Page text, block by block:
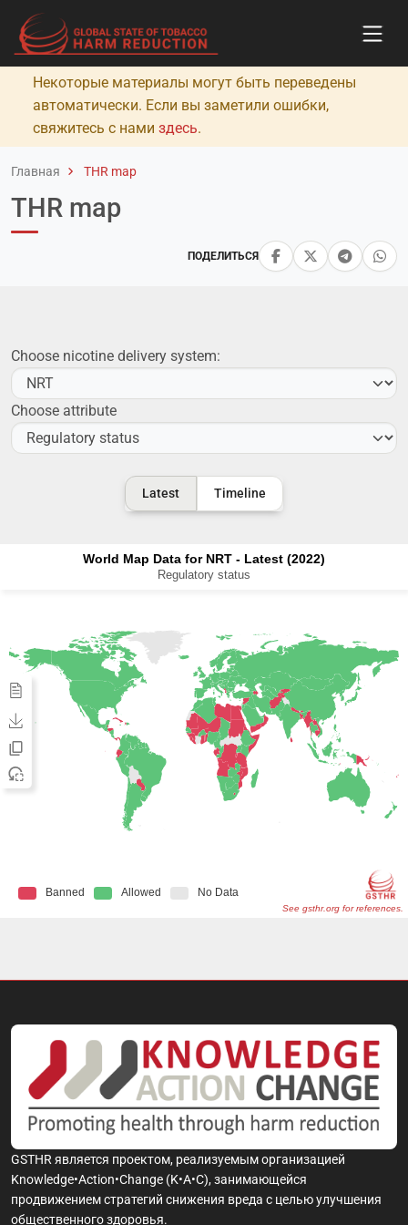
Некоторые материалы могут быть переведены
автоматически. Если вы заметили ошибки,
свяжитесь с нами здесь.
Главная THR map
ПОДЕЛИТЬСЯ
THR map
Choose nicotine delivery system:
Choose attribute
Latest Timeline
GSTHR является проектом, реализуемым организацией
Knowledge•Action•Change (K•A•C), занимающейся
продвижением стратегий снижения вреда с целью улучшения
общественного здоровья.